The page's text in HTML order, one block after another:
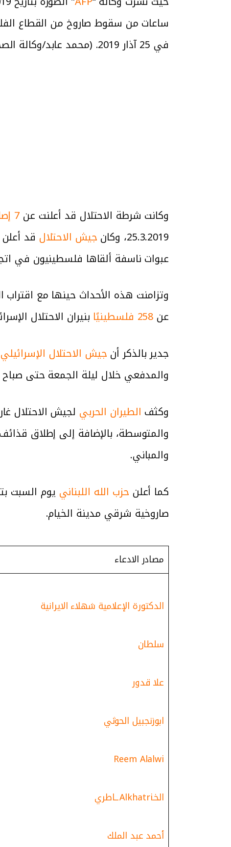
ساعات من سقوط صاروخ من القطاع
في 25 آذار 2019. (محمد عابد/وكالة الصحافة الفرنسية)”.
وكانت شرطة الاحتلال قد أعلنت عن
25.3.2019، وكان
جيش الاحتلال
عبوات ناسفة ألقاها فلسطينيون في
وتزامنت هذه الأحداث حينها مع
عن 258 فلسطينيًا
بنيران الاحتلال
جدير بالذكر أن جيش الاحتلال الإسرائيلي
والمدفعي خلال ليلة الجمعة حتى
وكثف الطيران الحربي لجيش الاحتلال
والمتوسطة، بالإضافة إلى إطلاق
والمباني.
كما أعلن حزب الله اللبناني
صاروخية شرقي مدينة الخيام.
مصادر الادعاء
الدكتورة الإعلامية شهلاء الايرانية
سلطان
علا قدور
ابوزنجبيل الحوثي
Reem Alalwi
الخـAlkhatriــاطري
أحمد عبد الملك